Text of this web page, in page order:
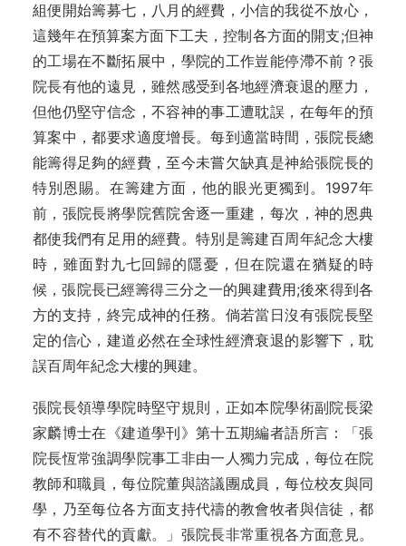
組便開始籌募七，八月的經費，小信的我從不放心，
這幾年在預算案方面下工夫，控制各方面的開支;但神
的工場在不斷拓展中，學院的工作豈能停滯不前？張
院長有他的遠見，雖然感受到各地經濟衰退的壓力，
但他仍堅守信念，不容神的事工遭耽誤，在每年的預
算案中，都要求適度增長。每到適當時間，張院長總
能籌得足夠的經費，至今未嘗欠缺真是神給張院長的
特別恩賜。在籌建方面，他的眼光更獨到。1997年
前，張院長將學院舊院舍逐一重建，每次，神的恩典
都使我們有足用的經費。特別是籌建百周年紀念大樓
時，雖面對九七回歸的隱憂，但在院還在猶疑的時
候，張院長已經籌得三分之一的興建費用;後來得到各
方的支持，終完成神的任務。倘若當日沒有張院長堅
定的信心，建道必然在全球性經濟衰退的影響下，耽
誤百周年紀念大樓的興建。
張院長領導學院時堅守規則，正如本院學術副院長梁
家麟博士在《建道學刊》第十五期編者語所言：「張
院長恆常強調學院事工非由一人獨力完成，每位在院
教師和職員，每位院董與諮議團成員，每位校友與同
學，乃至每位各方面支持代禱的教會牧者與信徒，都
有不容替代的貢獻。」張院長非常重視各方面意見。